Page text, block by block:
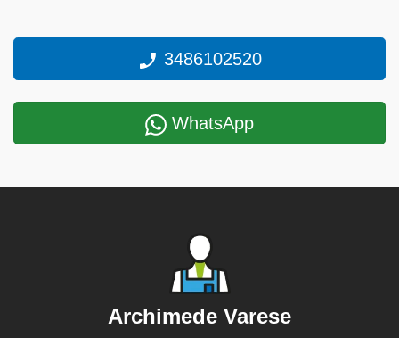
3486102520
WhatsApp
Archimede Varese